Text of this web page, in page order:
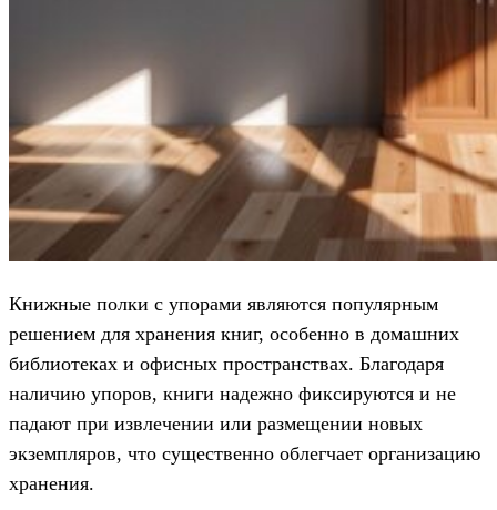
Книжные полки с упорами являются популярным
решением для хранения книг, особенно в домашних
библиотеках и офисных пространствах. Благодаря
наличию упоров, книги надежно фиксируются и не
падают при извлечении или размещении новых
экземпляров, что существенно облегчает организацию
хранения.